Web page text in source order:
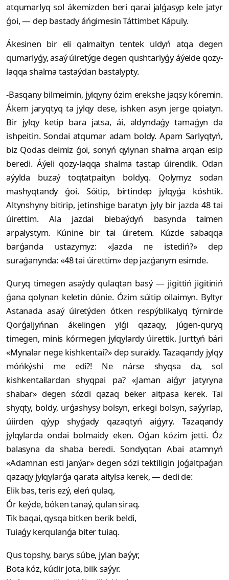
atqumarlyq sol ákemizden beri qarai jalǵasyp kele jatyr
ǵoi, — dep bastady áńgimesin Táttimbet Kápuly.
Ákesinen bir eli qalmaityn tentek uldyń atqa degen
qumarlyǵy, asaý úiretýge degen qushtarlyǵy áýelde qozy-
laqqa shalma tastaýdan bastalypty.
-Basqany bilmeimin, jylqyny ózim erekshe jaqsy kóremin.
Ákem jaryqtyq ta jylqy dese, ishken asyn jerge qoiatyn.
Bir jylqy ketip bara jatsa, ái, aldyndaǵy tamaǵyn da
ishpeitin. Sondai atqumar adam boldy. Apam Sarlyqtyń,
biz Qodas deimiz ǵoi, sonyń qylynan shalma arqan esip
beredi. Áýeli qozy-laqqa shalma tastap úirendik. Odan
aýylda buzaý toqtatpaityn boldyq. Qolymyz sodan
mashyqtandy ǵoi. Sóitip, birtindep jylqyǵa kóshtik.
Altynshyny bitirip, jetinshige baratyn jyly bir jazda 48 tai
úirettim. Ala jazdai biebaýdyń basynda taimen
arpalystym. Kúnine bir tai úiretem. Kúzde sabaqqa
barǵanda ustazymyz: «Jazda ne istediń?» dep
suraǵanynda: «48 tai úirettim» dep jazǵanym esimde.
Quryq timegen asaýdy qulaqtan basý — jigittiń jigitiniń
ǵana qolynan keletin dúnie. Ózim súitip oilaimyn. Byltyr
Astanada asaý úiretýden ótken respýblikalyq týrnirde
Qorǵaljyńnan ákelingen ylǵi qazaqy, júgen-quryq
timegen, minis kórmegen jylqylardy úirettik. Jurttyń bári
«Mynalar nege kishkentai?» dep suraidy. Tazaqandy jylqy
móńkýshi me edi?! Ne nárse shyqsa da, sol
kishkentailardan shyqpai pa? «Jaman aiǵyr jatyryna
shabar» degen sózdi qazaq beker aitpasa kerek. Tai
shyqty, boldy, urǵashysy bolsyn, erkegi bolsyn, saýyrlap,
úiirden qýyp shyǵady qazaqtyń aiǵyry. Tazaqandy
jylqylarda ondai bolmaidy eken. Oǵan kózim jetti. Óz
balasyna da shaba beredi. Sondyqtan Abai atamnyń
«Adamnan esti janýar» degen sózi tektiligin joǵaltpaǵan
qazaqy jylqylarǵa qarata aitylsa kerek, — dedi de:
Elik bas, teris ezý, eleń qulaq,
Ór keýde, bóken tanaý, qulan siraq.
Tik baqai, qysqa bitken berik beldi,
Tuiaǵy kerqulanǵa biter tuiaq.
Qus topshy, barys súbe, jylan baýyr,
Bota kóz, kúdir jota, biik saýyr.